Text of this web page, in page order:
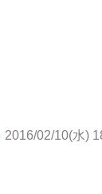
2016/02/10(水)